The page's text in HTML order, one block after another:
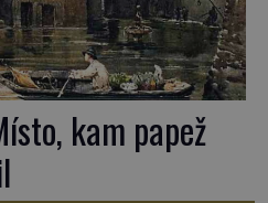
kam papež